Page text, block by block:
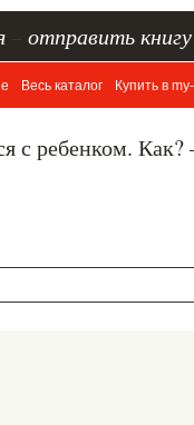
отправить книгу
Весь каталог Купить в
с ребенком.